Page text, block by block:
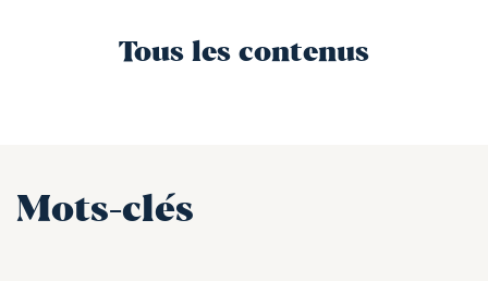
Tous les contenus
Mots-clés